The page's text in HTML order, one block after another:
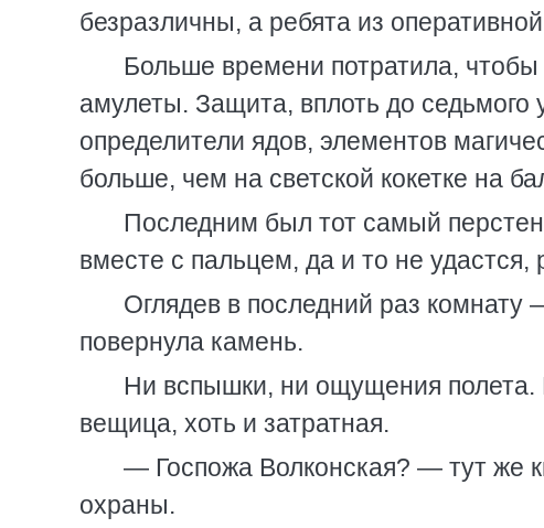
безразличны, а ребята из
Больше времени потратила,
амулеты. Защита, вплоть до седьмого
определители ядов, элементов
больше, чем на светской кокетке на
Последним был тот самый
вместе с пальцем, да и то не удастся,
Оглядев в последний раз комнату
повернула камень.
Ни вспышки, ни ощущения
вещица, хоть и затратная.
— Госпожа Волконская? — тут же
охраны.